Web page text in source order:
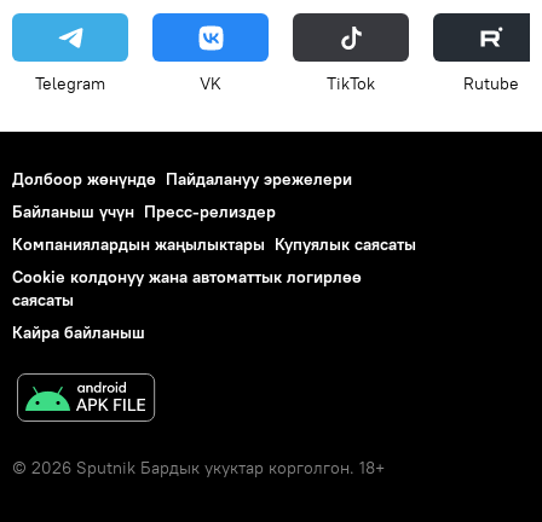
Telegram VK ТikТоk Rutube
Долбоор жөнүндө Пайдалануу эрежелери
Байланыш үчүн Пресс-релиздер
Компаниялардын жаңылыктары Купуялык саясаты
Cookie колдонуу жана автоматтык логирлөө
саясаты
Кайра байланыш
© 2026 Sputnik Бардык укуктар корголгон. 18+